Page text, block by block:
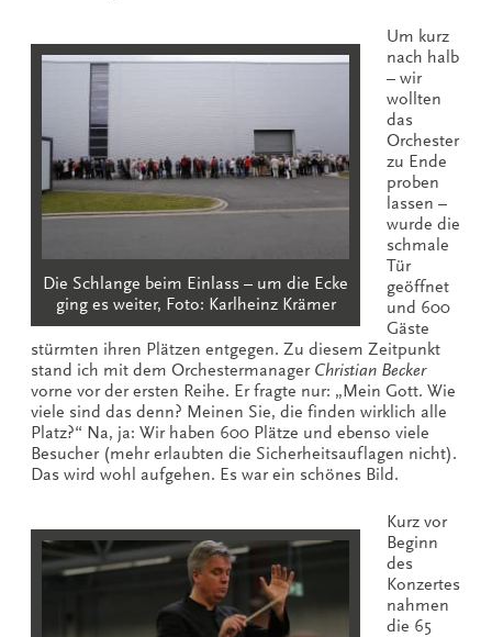
Die Schlange beim Einlass – um die Ecke
ging es weiter, Foto: Karlheinz Krämer
Um kurz
nach halb
– wir
wollten
das
Orchester
zu Ende
proben
lassen –
wurde die
schmale
Tür
geöffnet
und 600
Gäste
stürmten ihren Plätzen entgegen. Zu diesem Zeitpunkt
stand ich mit dem Orchestermanager Christian Becker
vorne vor der ersten Reihe. Er fragte nur: „Mein Gott. Wie
viele sind das denn? Meinen Sie, die finden wirklich alle
Platz?“ Na, ja: Wir haben 600 Plätze und ebenso viele
Besucher (mehr erlaubten die Sicherheitsauflagen nicht).
Das wird wohl aufgehen. Es war ein schönes Bild.
Kurz vor
Beginn
des
Konzertes
nahmen
die 65